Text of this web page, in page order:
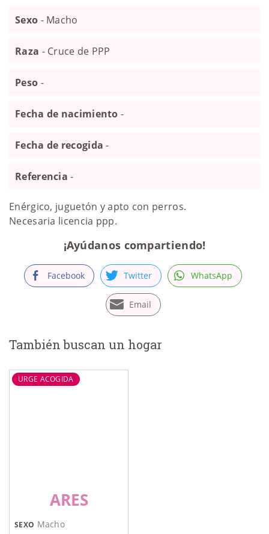
Sexo - Macho
Raza - Cruce de PPP
Peso -
Fecha de nacimiento -
Fecha de recogida -
Referencia -
Enérgico, juguetón y apto con perros.
Necesaria licencia ppp.
¡Ayúdanos compartiendo!
Facebook Twitter WhatsApp
Email
También buscan un hogar
URGE ACOGIDA
ARES
SEXO Macho